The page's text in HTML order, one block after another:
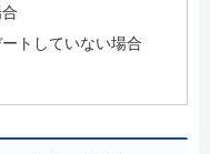
トしていない場合